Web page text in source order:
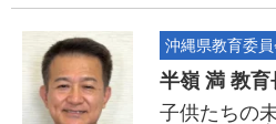
沖縄県教育委員
半嶺 満 教育
子供たちの